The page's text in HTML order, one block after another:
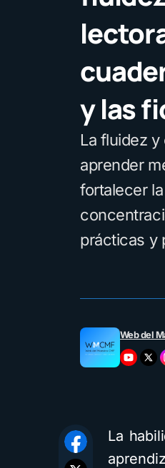
y las
La fluidez
aprender
fortalecer
prácticas y
Web del
La